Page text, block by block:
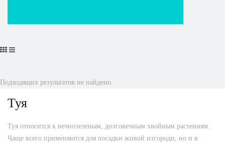
Подходящих результатов не найдено.
Туя
Туя относится к вечнозеленым, долговечным хвойным растениям.
Чаще всего применяются для посадки живой изгороди, но и в